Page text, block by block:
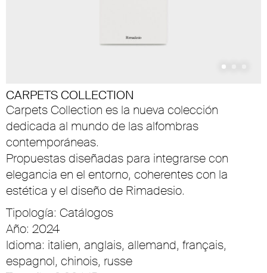
CARPETS COLLECTION
Carpets Collection es la nueva colección
dedicada al mundo de las alfombras
contemporáneas.
Propuestas diseñadas para integrarse con
elegancia en el entorno, coherentes con la
estética y el diseño de Rimadesio.
Tipología: Catálogos
Año: 2024
Idioma: italien, anglais, allemand, français,
espagnol, chinois, russe